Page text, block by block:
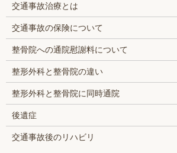
交通事故治療とは
交通事故の保険について
整骨院への通院慰謝料について
整形外科と整骨院の違い
整形外科と整骨院に同時通院
後遺症
交通事故後のリハビリ